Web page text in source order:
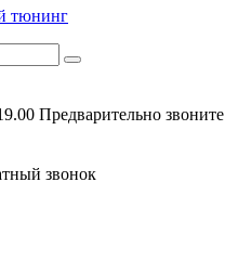
тюнинг
Предварительно звоните
звонок